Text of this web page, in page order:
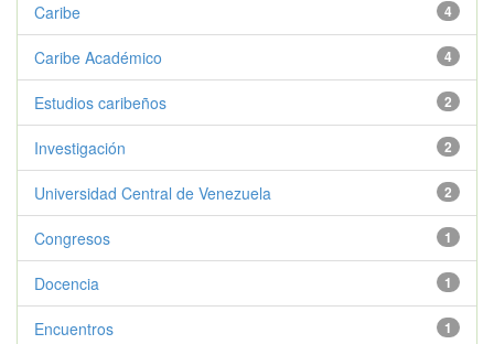
4
Caribe
4
Caribe Académico
2
Estudios caribeños
2
Investigación
2
Universidad Central de Venezuela
1
Congresos
1
Docencia
1
Encuentros